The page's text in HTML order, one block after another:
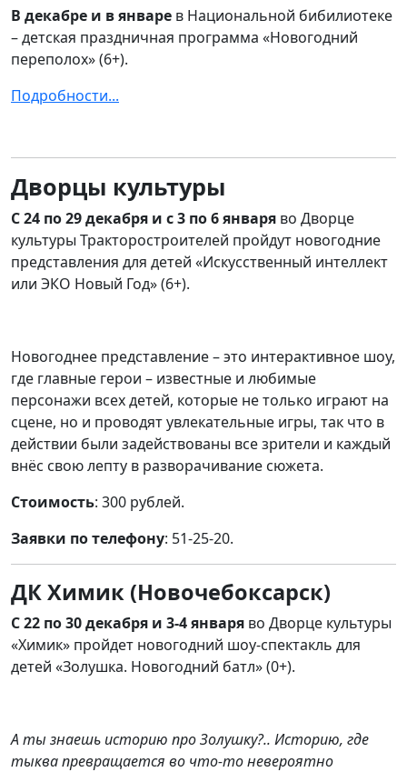
В декабре и в январе в Национальной бибилиотеке
– детская праздничная программа «Новогодний
переполох» (6+).
Подробности...
Дворцы культуры
С 24 по 29 декабря и с 3 по 6 января во Дворце
культуры Тракторостроителей пройдут новогодние
представления для детей «Искусственный интеллект
или ЭКО Новый Год» (6+).
Новогоднее представление – это интерактивное шоу,
где главные герои – известные и любимые
персонажи всех детей, которые не только играют на
сцене, но и проводят увлекательные игры, так что в
действии были задействованы все зрители и каждый
внёс свою лепту в разворачивание сюжета.
Стоимость: 300 рублей.
Заявки по телефону: 51-25-20.
ДК Химик (Новочебоксарск)
С 22 по 30 декабря и 3-4 января во Дворце культуры
«Химик» пройдет новогодний шоу-спектакль для
детей «Золушка. Новогодний батл» (0+).
А ты знаешь историю про Золушку?.. Историю, где
тыква превращается во что-то невероятно